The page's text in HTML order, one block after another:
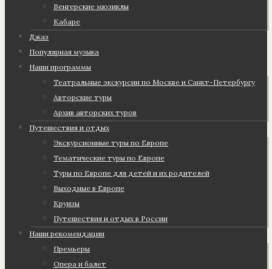
Венгерские мюзиклы
Кабаре
Джаз
Популярная музыка
Наши программы
Театральные экскурсии по Москве и Санкт-Петербургу
Авторские туры
Архив авторских туров
Путешествия и отдых
Экскурсионные туры по Европе
Тематические туры по Европе
Туры по Европе для детей и их родителей
Выходные в Европе
Круизы
Путешествия и отдых в России
Наши рекомендации
Премьеры
Опера и балет